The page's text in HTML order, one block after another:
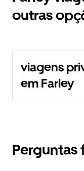
outras
viagens
em Farley
Perguntas